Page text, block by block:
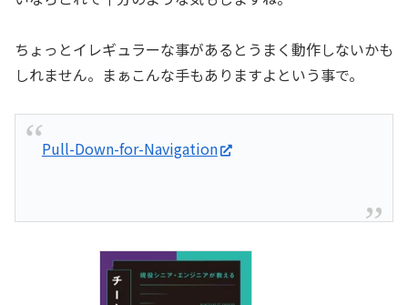
ちょっとイレギュラーな事があるとうまく動作しないかも
しれません。まぁこんな手もありますよという事で。
Pull-Down-for-Navigation